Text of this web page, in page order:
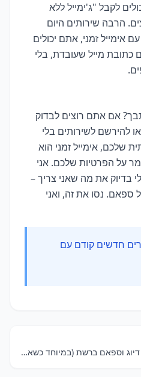
לקבל "ג'ימייל ללא
הרבה שירותים היום
אימייל זמני, אתם יכולים
מייל שעובדת, בלי
אם אתם רוצים לבדוק
להירשם לשירותים בלי
שלכם, אימייל זמני הוא
על הפרטיות שלכם. אני
לי בדיוק את מה שאני צריך –
ספאם. נסו את זה, ואני
חדשים קודם עם
אימייל זמני: המגן שלכם נגד דיוג וספאם ברשת (במיוחד כשאתם על Wi-Fi ציבורי!)